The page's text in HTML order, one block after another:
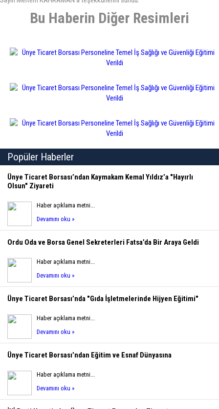
Bu Haberin Diğer Resimleri
Popüler Haberler
Ünye Ticaret Borsası’ndan Kaymakam Kemal Yıldız’a "Hayırlı
Olsun" Ziyareti
Haber açıklama metni...
Devamını oku »
Ordu Oda ve Borsa Genel Sekreterleri Fatsa’da Bir Araya Geldi
Haber açıklama metni...
Devamını oku »
Ünye Ticaret Borsası’nda "Gıda İşletmelerinde Hijyen Eğitimi"
Haber açıklama metni...
Devamını oku »
Ünye Ticaret Borsası’ndan Eğitim ve Esnaf Dünyasına
Haber açıklama metni...
Devamını oku »